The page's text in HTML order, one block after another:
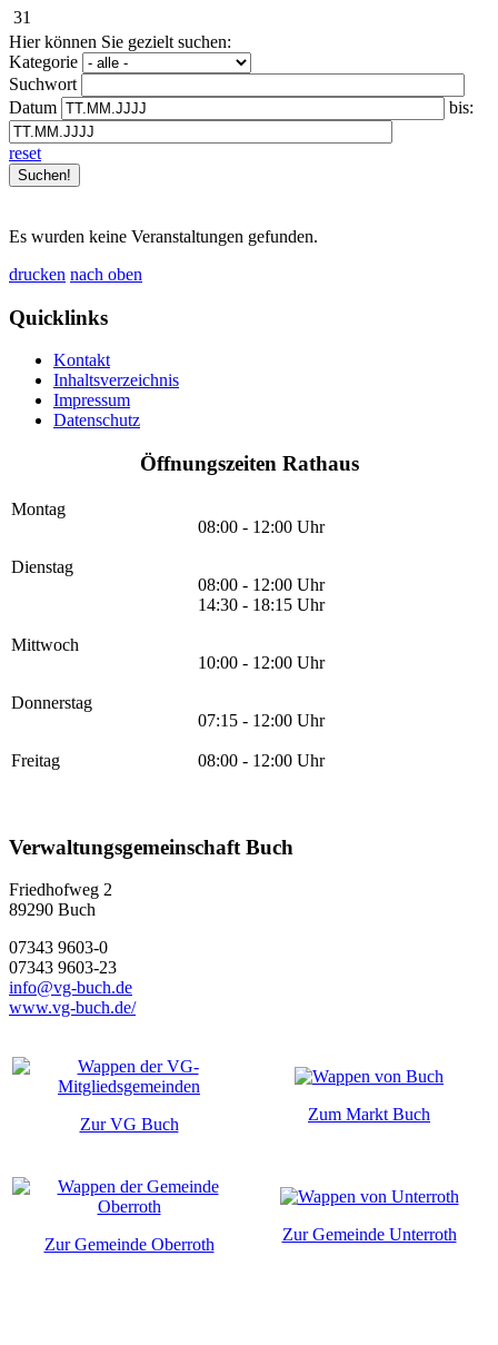
31
Hier können Sie gezielt suchen:
Kategorie
Suchwort
Datum
bis:
reset
Es wurden keine Veranstaltungen gefunden.
drucken nach oben
Quicklinks
Kontakt
Inhaltsverzeichnis
Impressum
Datenschutz
Öffnungszeiten Rathaus
Montag
08:00 - 12:00 Uhr
Dienstag
08:00 - 12:00 Uhr
14:30 - 18:15 Uhr
Mittwoch
10:00 - 12:00 Uhr
Donnerstag
07:15 - 12:00 Uhr
Freitag 08:00 - 12:00 Uhr
Verwaltungsgemeinschaft Buch
Friedhofweg 2
89290 Buch
07343 9603-0
07343 9603-23
info@vg-buch.de
www.vg-buch.de/
Zur VG Buch
Zum Markt Buch
Zur Gemeinde Oberroth
Zur Gemeinde Unterroth